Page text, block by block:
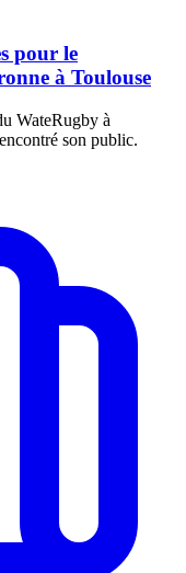
pour le
à Toulouse
WateRugby à
son public.